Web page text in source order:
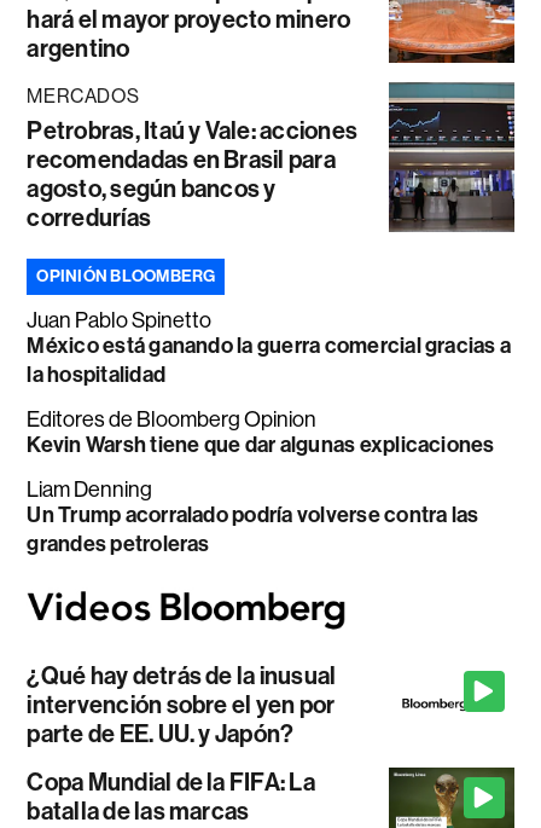
hará el mayor proyecto minero
argentino
MERCADOS
Petrobras, Itaú y Vale: acciones
recomendadas en Brasil para
agosto, según bancos y
corredurías
OPINIÓN BLOOMBERG
Juan Pablo Spinetto
México está ganando la guerra comercial gracias a
la hospitalidad
Editores de Bloomberg Opinion
Kevin Warsh tiene que dar algunas explicaciones
Liam Denning
Un Trump acorralado podría volverse contra las
grandes petroleras
¿Qué hay detrás de la inusual
intervención sobre el yen por
parte de EE. UU. y Japón?
Copa Mundial de la FIFA: La
batalla de las marcas